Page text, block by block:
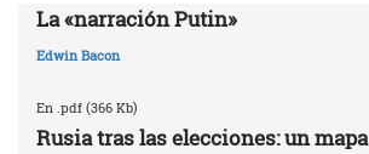
La «narración Putin»
Edwin Bacon
En .pdf (366 Kb)
Rusia tras las elecciones: un mapa